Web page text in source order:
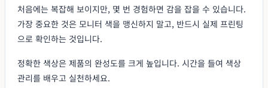
처음에는 복잡해 보이지만, 몇 번 경험하면 감을 잡을 수 있습니다.
가장 중요한 것은 모니터 색을 맹신하지 말고, 반드시 실제 프린팅
으로 확인하는 것입니다.
정확한 색상은 제품의 완성도를 크게 높입니다. 시간을 들여 색상
관리를 배우고 실천하세요.